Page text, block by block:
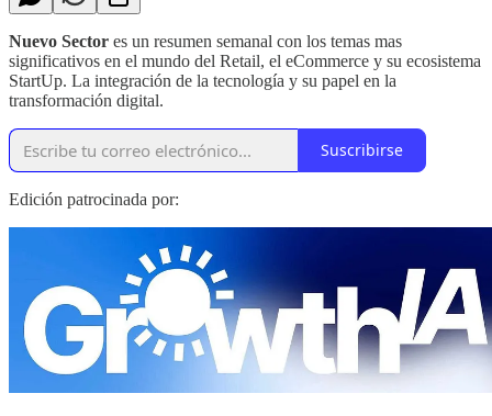
Nuevo Sector es un resumen semanal con los temas mas
significativos en el mundo del Retail, el eCommerce y su ecosistema
StartUp. La integración de la tecnología y su papel en la
transformación digital.
Suscribirse
Edición patrocinada por: